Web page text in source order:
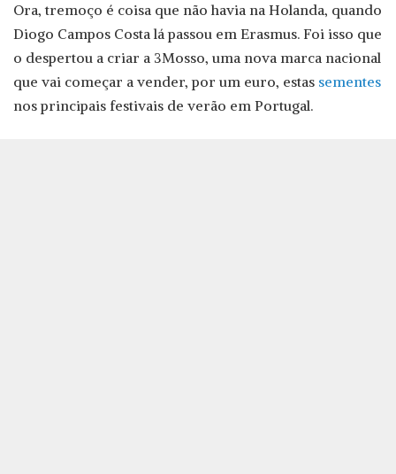
Ora, tremoço é coisa que não havia na Holanda, quando
Diogo Campos Costa lá passou em Erasmus. Foi isso que
o despertou a criar a 3Mosso, uma nova marca nacional
que vai começar a vender, por um euro, estas sementes
nos principais festivais de verão em Portugal.